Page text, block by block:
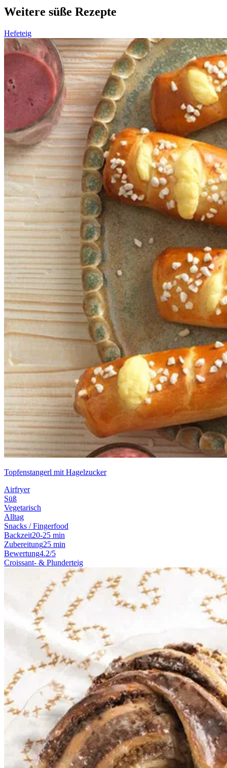
Weitere süße Rezepte
Hefeteig
Topfenstangerl mit Hagelzucker
Airfryer
Süß
Vegetarisch
Alltag
Snacks / Fingerfood
Backzeit20-25 min
Zubereitung25 min
Bewertung4.2/5
Croissant- & Plunderteig